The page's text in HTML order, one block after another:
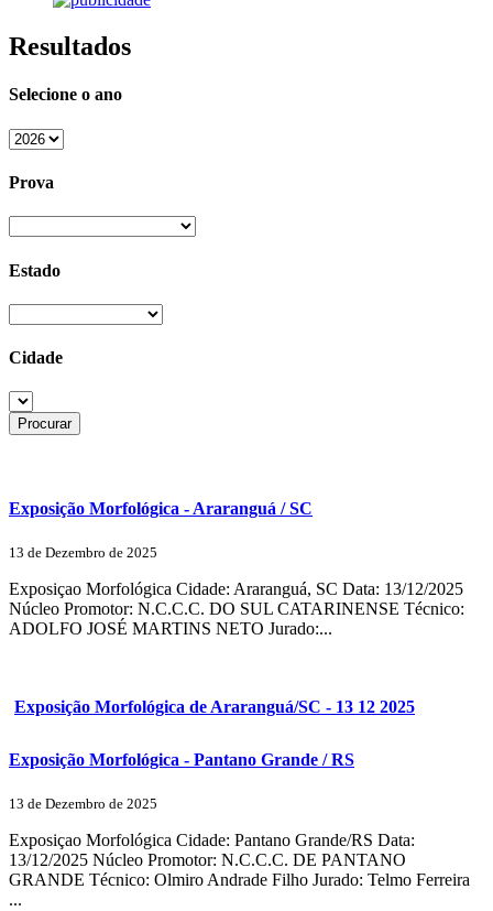
Resultados
Selecione o ano
Prova
Estado
Cidade
Exposição Morfológica - Araranguá / SC
13 de Dezembro de 2025
Exposiçao Morfológica Cidade: Araranguá, SC Data: 13/12/2025
Núcleo Promotor: N.C.C.C. DO SUL CATARINENSE Técnico:
ADOLFO JOSÉ MARTINS NETO Jurado:...
Exposição Morfológica de Araranguá/SC - 13 12 2025
Exposição Morfológica - Pantano Grande / RS
13 de Dezembro de 2025
Exposiçao Morfológica Cidade: Pantano Grande/RS Data:
13/12/2025 Núcleo Promotor: N.C.C.C. DE PANTANO
GRANDE Técnico: Olmiro Andrade Filho Jurado: Telmo Ferreira
...